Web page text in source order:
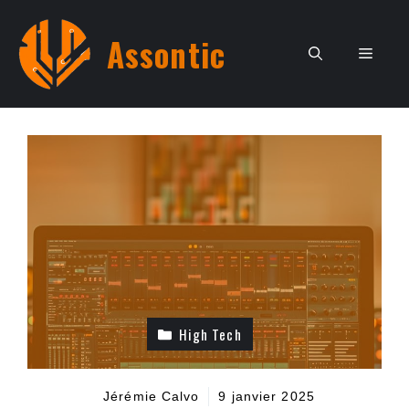
contenu
Assontic Menu
High Tech
Jérémie Calvo 9 janvier 2025